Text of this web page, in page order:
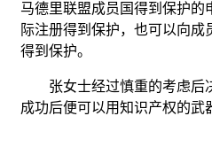
马德里联盟成员国得到保护的
际注册得到保护，也可以向
得到保护。
张女士经过慎重的考虑后
成功后便可以用知识产权的武